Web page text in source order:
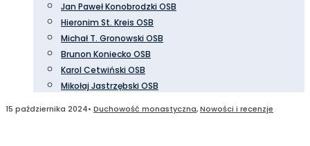
Jan Paweł Konobrodzki OSB
Hieronim St. Kreis OSB
Michał T. Gronowski OSB
Brunon Koniecko OSB
Karol Cetwiński OSB
Mikołaj Jastrzębski OSB
15 października 2024• Duchowość monastyczna,Nowości i recenzje